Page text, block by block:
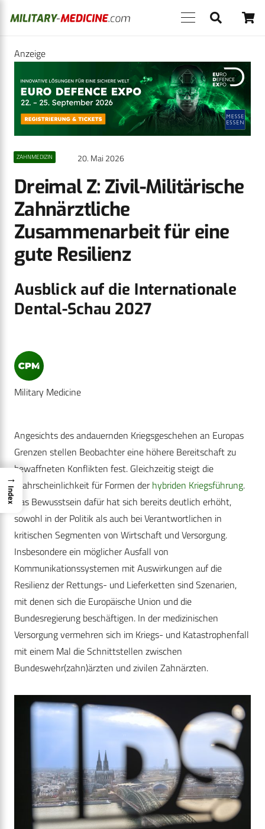
Anzeige
ZAHNMEDIZIN 20. Mai 2026
Dreimal Z: Zivil-Militärische
Zahnärztliche
Zusammenarbeit für eine
gute Resilienz
Ausblick auf die Internationale
Dental-Schau 2027
Military Medicine
Angesichts des andauernden Kriegsgeschehen an Europas
Grenzen stellen Beobachter eine höhere Bereitschaft zu
bewaffneten Konflikten fest. Gleichzeitig steigt die
Wahrscheinlichkeit für Formen derhybriden Kriegsführung.
Das Bewusstsein dafür hat sich bereits deutlich erhöht,
sowohl in der Politik als auch bei Verantwortlichen in
kritischen Segmenten von Wirtschaft und Versorgung.
Insbesondere ein möglicher Ausfall von
Kommunikationssystemen mit Auswirkungen auf die
Resilienz der Rettungs- und Lieferketten sind Szenarien,
mit denen sich die Europäische Union und die
Bundesregierung beschäftigen. In der medizinischen
Versorgung vermehren sich im Kriegs- und Katastrophenfall
mit einem Mal die Schnittstellen zwischen
Bundeswehr(zahn)ärzten und zivilen Zahnärzten.
→
Index